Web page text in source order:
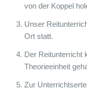
von der Koppel
Unser
Ort statt.
Der Reitunterricht
Theorieeinheit
Zur